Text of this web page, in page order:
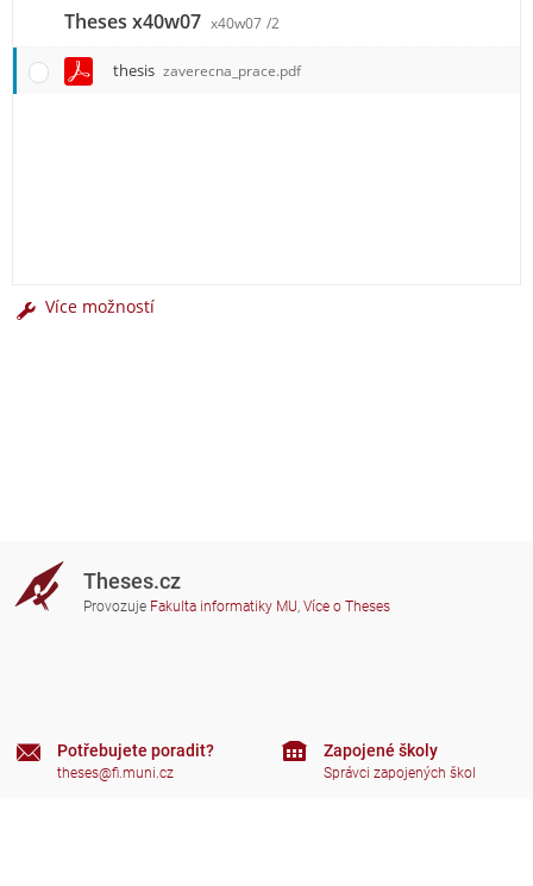
Theses x40w07 x40w07 /2
thesis zaverecna_prace.pdf
Více možností
Theses.cz
Provozuje Fakulta informatiky MU, Více o Theses
Potřebujete poradit?
theses@fi.muni.cz
Zapojené školy
Správci zapojených škol